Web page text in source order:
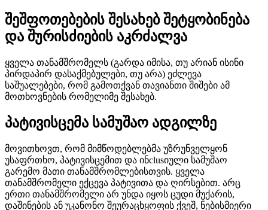
შეშფოთებების შესახებ შეტყობინება
და შურისძიების აკრძალვა
ყველა თანამშრომელს (გარდა იმისა, თუ არიან ისინი
პირდაპირ დასაქმებულები, თუ არა) ეძლევა
საშუალებები, რომ გამოთქვან თავიანთი შიშები ამ
მოთხოვნების რომელიმე შესახებ.
პატივისცემა სამუშაო ადგილზე
მოვითხოვთ, რომ მიმწოდებლებმა უზრუნველყონ
უსაფრთხო, პატივისცემით და ინclusიული სამუშაო
გარემო მათი თანამშრომლებისთვის. ყველა
თანამშრომელი ექცევა პატივითა და ღირსებით. არც
ერთი თანამშრომელი არ უნდა იყოს ცუდი მუქარის,
დაშინების ან უკანონო შეურაცხყოფის ქვეშ, ნებისმიერი